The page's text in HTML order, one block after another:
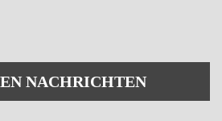
NACHRICHTEN